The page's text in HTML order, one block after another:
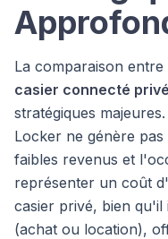
La comparaison
casier connecté privé
stratégiques
Locker ne génère
faibles revenus et
représenter un coût
casier privé, bien qu'il
(achat ou location),